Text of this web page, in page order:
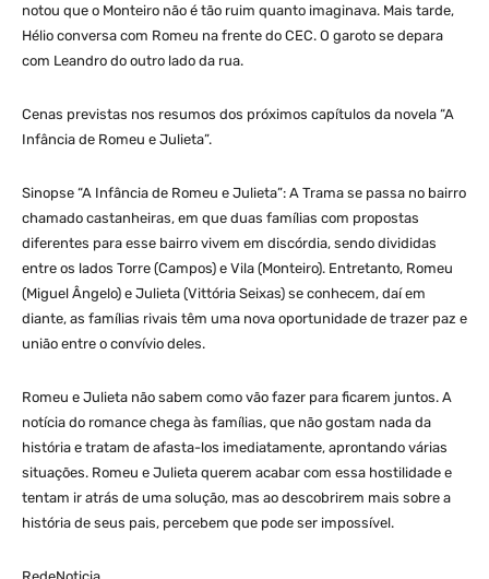
notou que o Monteiro não é tão ruim quanto imaginava. Mais tarde,
Hélio conversa com Romeu na frente do CEC. O garoto se depara
com Leandro do outro lado da rua.
Cenas previstas nos resumos dos próximos capítulos da novela “A
Infância de Romeu e Julieta”.
Sinopse “A Infância de Romeu e Julieta”: A Trama se passa no bairro
chamado castanheiras, em que duas famílias com propostas
diferentes para esse bairro vivem em discórdia, sendo divididas
entre os lados Torre (Campos) e Vila (Monteiro). Entretanto, Romeu
(Miguel Ângelo) e Julieta (Vittória Seixas) se conhecem, daí em
diante, as famílias rivais têm uma nova oportunidade de trazer paz e
união entre o convívio deles.
Romeu e Julieta não sabem como vão fazer para ficarem juntos. A
notícia do romance chega às famílias, que não gostam nada da
história e tratam de afasta-los imediatamente, aprontando várias
situações. Romeu e Julieta querem acabar com essa hostilidade e
tentam ir atrás de uma solução, mas ao descobrirem mais sobre a
história de seus pais, percebem que pode ser impossível.